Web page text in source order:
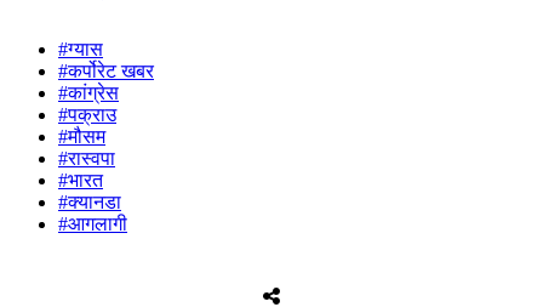
#ग्यास
#कर्पोरेट खबर
#कांग्रेस
#पक्राउ
#मौसम
#रास्वपा
#भारत
#क्यानडा
#आगलागी